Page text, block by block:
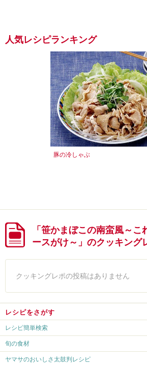
人気レシピランキング
豚の冷しゃぶ
「笹かまぼこの南蛮風～
ースがけ～」のクッキング
クッキングレポの投稿はありません
レシピをさがす
レシピ簡単検索
旬の食材
ヤマサのおいしさ太鼓判レシピ